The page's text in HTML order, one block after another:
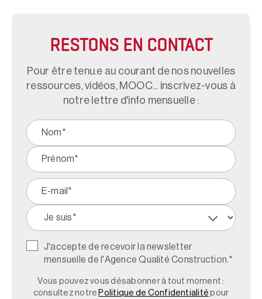
RESTONS EN CONTACT
Pour être tenu.e au courant de nos nouvelles
ressources, vidéos, MOOC... inscrivez-vous à
notre lettre d'info mensuelle :
J'accepte de recevoir la newsletter
mensuelle de l'Agence Qualité Construction. *
Vous pouvez vous désabonner à tout moment :
consultez notre Politique de Confidentialité pour